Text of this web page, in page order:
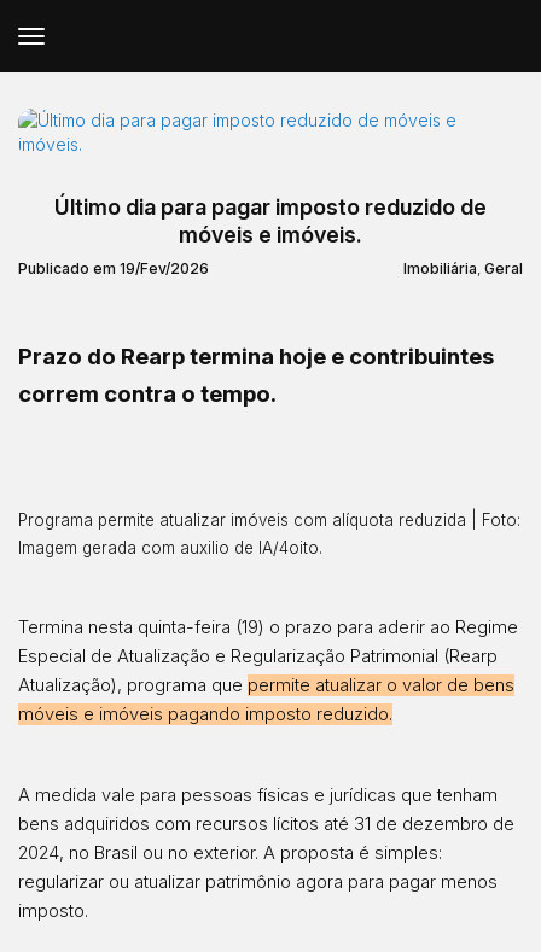
Último dia para pagar imposto reduzido de
móveis e imóveis.
Publicado em 19/Fev/2026 Imobiliária, Geral
Prazo do Rearp termina hoje e contribuintes
correm contra o tempo.
Programa permite atualizar imóveis com alíquota reduzida | Foto:
Imagem gerada com auxilio de IA/4oito.
Termina nesta quinta-feira (19) o prazo para aderir ao Regime
Especial de Atualização e Regularização Patrimonial (Rearp
Atualização), programa que permite atualizar o valor de bens
móveis e imóveis pagando imposto reduzido.
A medida vale para pessoas físicas e jurídicas que tenham
bens adquiridos com recursos lícitos até 31 de dezembro de
2024, no Brasil ou no exterior. A proposta é simples:
regularizar ou atualizar patrimônio agora para pagar menos
imposto.